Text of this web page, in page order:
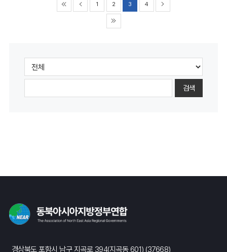
1 2 3 4
검색
경상북도 포항시 남구 지곡로 394(지곡동 601) (37668)